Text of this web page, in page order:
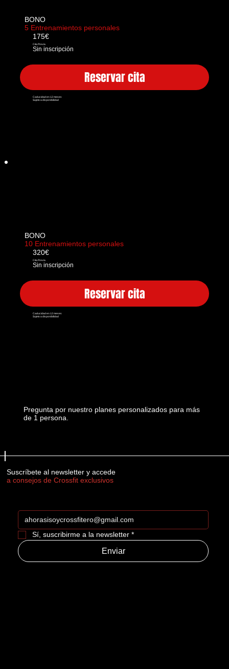
BONO
5 Entrenamientos personales
175€
Cita Previa
Sin inscripción
Reservar cita
Caducidad en 12 meses
Sujeto a disponibilidad
BONO
10 Entrenamientos personales
320€
Cita Previa
Sin inscripción
Reservar cita
Caducidad en 12 meses
Sujeto a disponibilidad
Pregunta por nuestro planes personalizados para más
de 1 persona.
Suscríbete al newsletter y accede
a consejos de Crossfit exclusivos
Sí, suscribirme a la newsletter *
Enviar